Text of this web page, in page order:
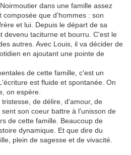
dans une famille assez
composée que d'hommes : son
et lui. Depuis le départ de sa
devenu taciturne et bourru. C'est le
autres. Avec Louis, il va décider de
en ajoutant une pointe de
de cette famille, c'est un
est fluide et spontanée. On
on espère.
de délire, d'amour, de
sent son coeur battre à l'unisson de
de cette famille. Beaucoup de
dynamique. Et que dire du
plein de sagesse et de vivacité.